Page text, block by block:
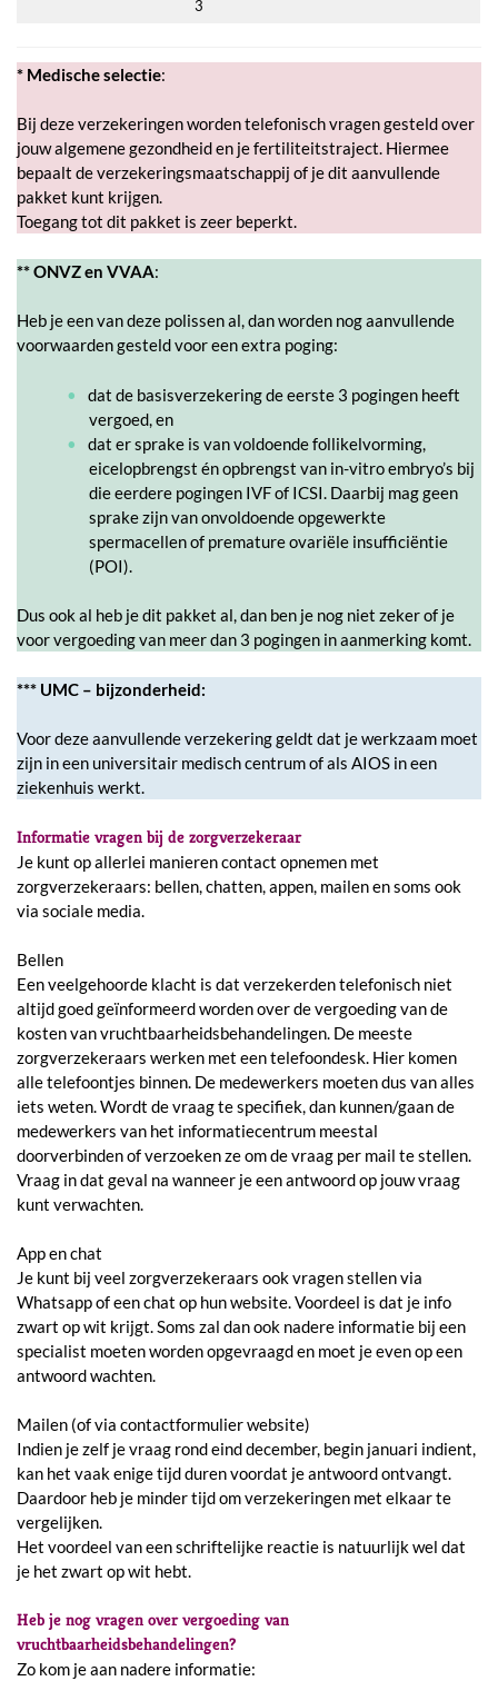
3
* Medische selectie:
Bij deze verzekeringen worden telefonisch vragen gesteld over
jouw algemene gezondheid en je fertiliteitstraject. Hiermee
bepaalt de verzekeringsmaatschappij of je dit aanvullende
pakket kunt krijgen.
Toegang tot dit pakket is zeer beperkt.
** ONVZ en VVAA:
Heb je een van deze polissen al, dan worden nog aanvullende
voorwaarden gesteld voor een extra poging:
dat de basisverzekering de eerste 3 pogingen heeft
vergoed, en
dat er sprake is van voldoende follikelvorming,
eicelopbrengst én opbrengst van in-vitro embryo’s bij
die eerdere pogingen IVF of ICSI. Daarbij mag geen
sprake zijn van onvoldoende opgewerkte
spermacellen of premature ovariële insufficiëntie
(POI).
Dus ook al heb je dit pakket al, dan ben je nog niet zeker of je
voor vergoeding van meer dan 3 pogingen in aanmerking komt.
*** UMC – bijzonderheid:
Voor deze aanvullende verzekering geldt dat je werkzaam moet
zijn in een universitair medisch centrum of als AIOS in een
ziekenhuis werkt.
Informatie vragen bij de zorgverzekeraar
Je kunt op allerlei manieren contact opnemen met
zorgverzekeraars: bellen, chatten, appen, mailen en soms ook
via sociale media.
Bellen
Een veelgehoorde klacht is dat verzekerden telefonisch niet
altijd goed geïnformeerd worden over de vergoeding van de
kosten van vruchtbaarheidsbehandelingen. De meeste
zorgverzekeraars werken met een telefoondesk. Hier komen
alle telefoontjes binnen. De medewerkers moeten dus van alles
iets weten. Wordt de vraag te specifiek, dan kunnen/gaan de
medewerkers van het informatiecentrum meestal
doorverbinden of verzoeken ze om de vraag per mail te stellen.
Vraag in dat geval na wanneer je een antwoord op jouw vraag
kunt verwachten.
App en chat
Je kunt bij veel zorgverzekeraars ook vragen stellen via
Whatsapp of een chat op hun website. Voordeel is dat je info
zwart op wit krijgt. Soms zal dan ook nadere informatie bij een
specialist moeten worden opgevraagd en moet je even op een
antwoord wachten.
Mailen (of via contactformulier website)
Indien je zelf je vraag rond eind december, begin januari indient,
kan het vaak enige tijd duren voordat je antwoord ontvangt.
Daardoor heb je minder tijd om verzekeringen met elkaar te
vergelijken.
Het voordeel van een schriftelijke reactie is natuurlijk wel dat
je het zwart op wit hebt.
Heb je nog vragen over vergoeding van
vruchtbaarheidsbehandelingen?
Zo kom je aan nadere informatie: